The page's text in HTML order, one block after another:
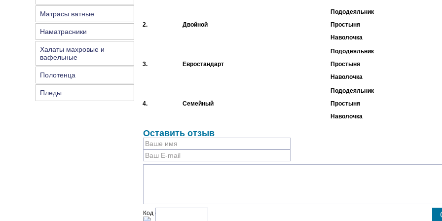
Матрасы ватные
Наматрасники
Халаты махровые и
вафельные
Полотенца
Пледы
2. Двойной
Пододеяльник
Простыня
Наволочка
3. Евростандарт
Пододеяльник
Простыня
Наволочка
4. Семейный
Пододеяльник
Простыня
Наволочка
Оставить отзыв
Код с рисунка: